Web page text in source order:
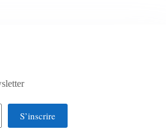
S’inscrire